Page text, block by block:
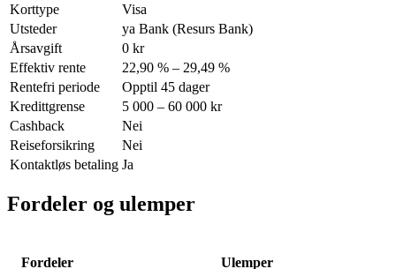
Korttype
Visa
Utsteder
ya Bank (Resurs Bank)
Årsavgift
0 kr
Effektiv rente
22,90 % – 29,49 %
Rentefri periode
Opptil 45 dager
Kredittgrense
5 000 – 60 000 kr
Cashback
Nei
Reiseforsikring
Nei
Kontaktløs betaling Ja
Fordeler og ulemper
Fordeler Ulemper